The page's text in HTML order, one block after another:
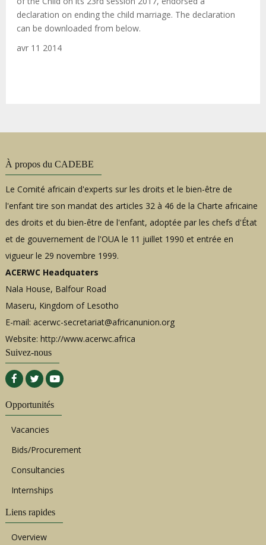
declaration on ending the child marriage. The declaration
can be downloaded from below.
avr 11 2014
À propos du CADEBE
Le Comité africain d'experts sur les droits et le bien-être de
l'enfant tire son mandat des articles 32 à 46 de la Charte africaine
des droits et du bien-être de l'enfant, adoptée par les chefs d'État
et de gouvernement de l'OUA le 11 juillet 1990 et entrée en
vigueur le 29 novembre 1999.
ACERWC Headquaters
Nala House, Balfour Road
Maseru, Kingdom of Lesotho
E-mail: acerwc-secretariat@africanunion.org
Website: http://www.acerwc.africa
Suivez-nous
Opportunités
Vacancies
Bids/Procurement
Consultancies
Internships
Liens rapides
Overview